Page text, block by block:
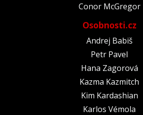
Conor McGregor
Osobnosti.cz
Andrej Babiš
Petr Pavel
Hana Zagorová
Kazma Kazmitch
Kim Kardashian
Karlos Vémola